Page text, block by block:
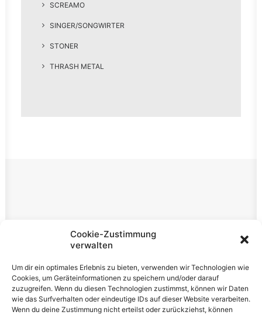
Cookie-Zustimmung
verwalten
Um dir ein optimales Erlebnis zu bieten, verwenden wir Technologien wie
Cookies, um Geräteinformationen zu speichern und/oder darauf
zuzugreifen. Wenn du diesen Technologien zustimmst, können wir Daten
wie das Surfverhalten oder eindeutige IDs auf dieser Website verarbeiten.
Wenn du deine Zustimmung nicht erteilst oder zurückziehst, können
SCREAMO
SINGER/SONGWIRTER
STONER
THRASH METAL
Rechtliches
Datenschutzerklärung
Cookie-Richtlinie (EU)